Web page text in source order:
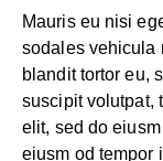
Mauris eu nisi
sodales vehicula
blandit tortor eu,
suscipit volutpat,
elit, sed do
eiusm od tempor